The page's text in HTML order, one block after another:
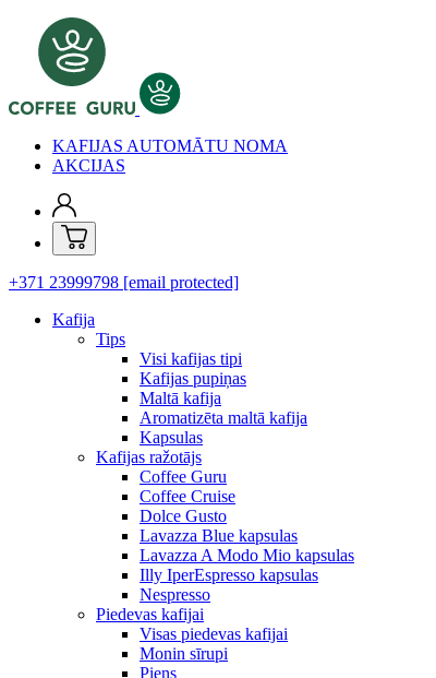
KAFIJAS AUTOMĀTU NOMA
AKCIJAS
+371 23999798 [email protected]
Kafija
Tips
Visi kafijas tipi
Kafijas pupiņas
Maltā kafija
Aromatizēta maltā kafija
Kapsulas
Kafijas ražotājs
Coffee Guru
Coffee Cruise
Dolce Gusto
Lavazza Blue kapsulas
Lavazza A Modo Mio kapsulas
Illy IperEspresso kapsulas
Nespresso
Piedevas kafijai
Visas piedevas kafijai
Monin sīrupi
Piens